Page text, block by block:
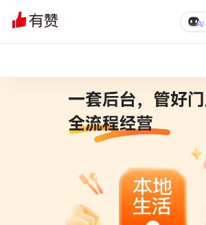
增长方法
有赞专家说
新零售最佳实
文章 问诊